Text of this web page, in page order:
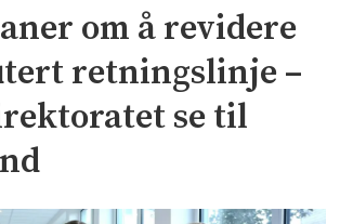
om å revidere
retningslinje –
se til